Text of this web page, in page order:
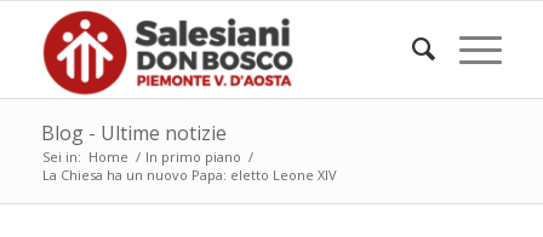
Blog - Ultime notizie
Sei in: Home / In primo piano /
La Chiesa ha un nuovo Papa: eletto Leone XIV